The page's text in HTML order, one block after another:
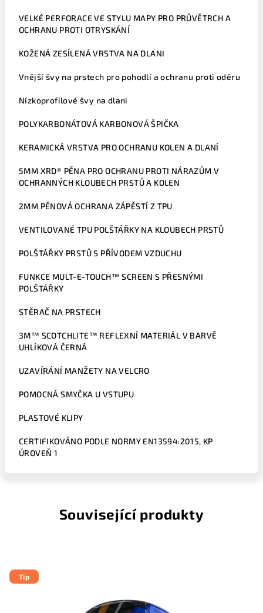
VELKÉ PERFORACE VE STYLU MAPY PRO PRŮVĚTRCH A
OCHRANU PROTI OTRYSKÁNÍ
KOŽENÁ ZESÍLENÁ VRSTVA NA DLANI
Vnější švy na prstech pro pohodlí a ochranu proti oděru
Nízkoprofilové švy na dlani
POLYKARBONÁTOVÁ KARBONOVÁ ŠPIČKA
KERAMICKÁ VRSTVA PRO OCHRANU KOLEN A DLANÍ
5MM XRD® PĚNA PRO OCHRANU PROTI NÁRAZŮM V
OCHRANNÝCH KLOUBECH PRSTŮ A KOLEN
2MM PĚNOVÁ OCHRANA ZÁPĚSTÍ Z TPU
VENTILOVANÉ TPU POLŠTÁŘKY NA KLOUBECH PRSTŮ
POLŠTÁŘKY PRSTŮ S PŘÍVODEM VZDUCHU
FUNKCE MULT-E-TOUCH™ SCREEN S PŘESNÝMI
POLŠTÁŘKY
STĚRAČ NA PRSTECH
3M™ SCOTCHLITE™ REFLEXNÍ MATERIÁL V BARVĚ
UHLÍKOVÁ ČERNÁ
UZAVÍRÁNÍ MANŽETY NA VELCRO
POMOCNÁ SMYČKA U VSTUPU
PLASTOVÉ KLIPY
CERTIFIKOVÁNO PODLE NORMY EN13594:2015, KP
ÚROVEŇ 1
Související produkty
Tip